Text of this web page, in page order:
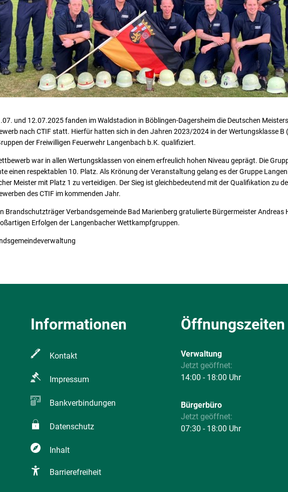
und 12.07.2025 fanden im Waldstadion in Böblingen-Dagersheim die Deutschen
nach CTIF statt. Hierfür hatten sich in den Jahren 2023/2024 in der Wertungsklasse
der Freiwilligen Feuerwehr Langenbach b.K. qualifiziert.
war in allen Wertungsklassen von einem erfreulich hohen Niveau geprägt. Die
einen respektablen 10. Platz. Als Krönung der Veranstaltung gelang es der Gruppe
Meister mit Platz 1 zu verteidigen. Der Sieg ist gleichbedeutend mit der Qualifikation zu
des CTIF im kommenden Jahr.
Brandschutzträger Verbandsgemeinde Bad Marienberg gratulierte Bürgermeister Andreas
Erfolgen der Langenbacher Wettkampfgruppen.
Informationen
Kontakt
Impressum
Bankverbindungen
Datenschutz
Inhalt
Barrierefreiheit
Öffnungszeiten
Verwaltung
Klicken, um weitere
Jetzt geöffnet:
14:00 - 18:00 Uhr
Bürgerbüro
Klicken, um weitere
Jetzt geöffnet:
07:30 - 18:00 Uhr